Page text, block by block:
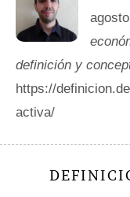
definición y
https://
activa/